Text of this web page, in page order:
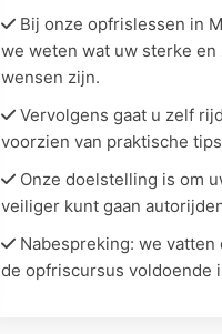
Bij onze opfrislessen in
we weten wat uw sterke
wensen zijn.
Vervolgens gaat u zelf
voorzien van praktische
Onze doelstelling is om
veiliger kunt gaan
Nabespreking: we
de opfriscursus voldoende